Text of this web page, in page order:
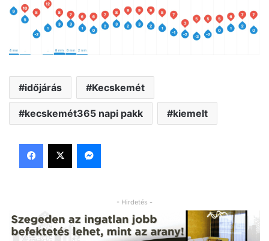
időjárás Kecskemét
kecskemét365 napi pakk kiemelt
Facebook
X Messenger
- Hirdetés -